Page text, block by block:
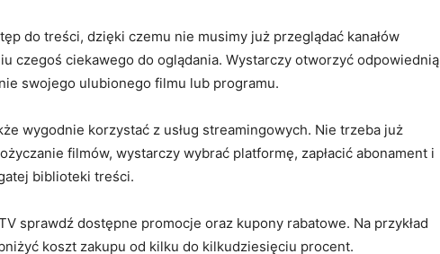
do treści, dzięki czemu nie musimy już przeglądać kanałów
czegoś ciekawego do oglądania. Wystarczy otworzyć odpowiednią
swojego ulubionego filmu lub programu.
wygodnie korzystać z usług streamingowych. Nie trzeba już
filmów, wystarczy wybrać platformę, zapłacić abonament i
biblioteki treści.
sprawdź dostępne promocje oraz kupony rabatowe. Na przykład
koszt zakupu od kilku do kilkudziesięciu procent.